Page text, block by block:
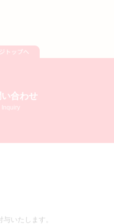
い合わせ
Inquiry
いたします。